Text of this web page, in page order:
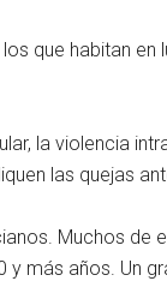
que habitan en
la violencia
las quejas
Muchos de
y más años. Un